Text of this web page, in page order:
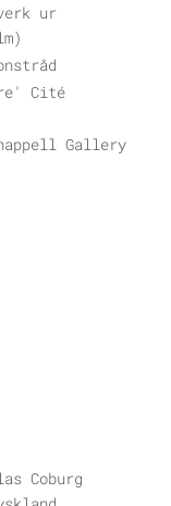
ur
Cité
Gallery
Coburg